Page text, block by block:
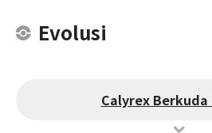
Evolusi
Calyrex Berkuda